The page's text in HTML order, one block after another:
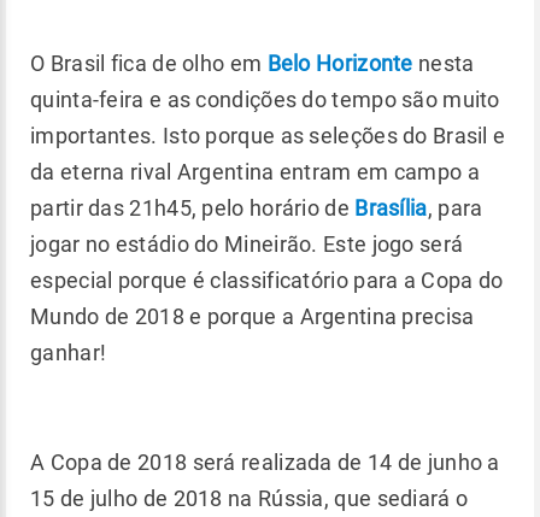
O Brasil fica de olho em Belo Horizonte nesta
quinta-feira e as condições do tempo são muito
importantes. Isto porque as seleções do Brasil e
da eterna rival Argentina entram em campo a
partir das 21h45, pelo horário de Brasília, para
jogar no estádio do Mineirão. Este jogo será
especial porque é classificatório para a Copa do
Mundo de 2018 e porque a Argentina precisa
ganhar!
A Copa de 2018 será realizada de 14 de junho a
15 de julho de 2018 na Rússia, que sediará o